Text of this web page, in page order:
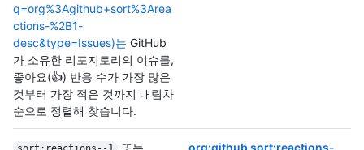
q=org%3Agithub+sort%3Area
ctions-%2B1-
desc&type=Issues)는 GitHub
가 소유한 리포지토리의 이슈를,
좋아요(👍) 반응 수가 가장 많은
것부터 가장 적은 것까지 내림차
순으로 정렬해 찾습니다.
또는
org:github sort:reactions-